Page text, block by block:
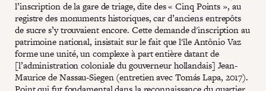
l’inscription de la gare de triage, dite des « Cinq Points », au
registre des monuments historiques, car d’anciens entrepôts
de sucre s’y trouvaient encore. Cette demande d'inscription au
patrimoine national, insistait sur le fait que l'île Antônio Vaz
forme une unité, un complexe à part entière datant de
[l’administration coloniale du gouverneur hollandais] Jean-
Maurice de Nassau-Siegen (entretien avec Tomás Lapa, 2017).